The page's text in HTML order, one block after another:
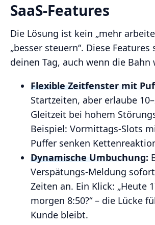
SaaS-Features
Die Lösung ist kein „mehr
„besser steuern“. Diese
deinen Tag, auch wenn die Bahn
Flexible Zeitfenster mit
Startzeiten, aber erlaube
Gleitzeit bei hohem
Beispiel: Vormittags-Slots
Puffer senken
Dynamische Umbuchung:
Verspätungs-Meldung
Zeiten an. Ein Klick: „Heute
morgen 8:50?“ – die Lücke
Kunde bleibt.